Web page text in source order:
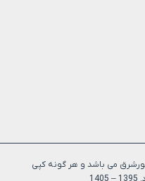
می باشد و هر گونه کپی